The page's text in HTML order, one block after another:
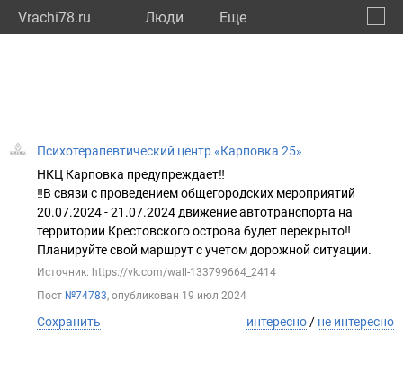
Vrachi78.ru Люди Eще
Психотерапевтический центр «Карповка 25»
НКЦ Карповка предупреждает‼️
‼️В связи с проведением общегородских мероприятий
20.07.2024 - 21.07.2024 движение автотранспорта на
территории Крестовского острова будет перекрыто‼️
Планируйте свой маршрут с учетом дорожной ситуации.
Источник: https://vk.com/wall-133799664_2414
Пост №74783, опубликован 19 июл 2024
Сохранить интересно / не интересно